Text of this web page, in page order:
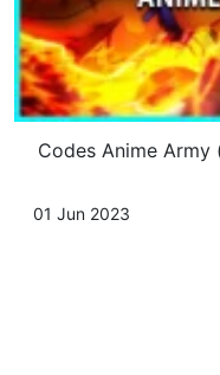
Codes Anime Army
01 Jun 2023